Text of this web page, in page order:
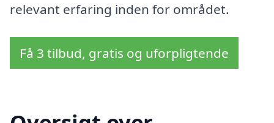
relevant erfaring inden for området.
Få 3 tilbud, gratis og uforpligtende